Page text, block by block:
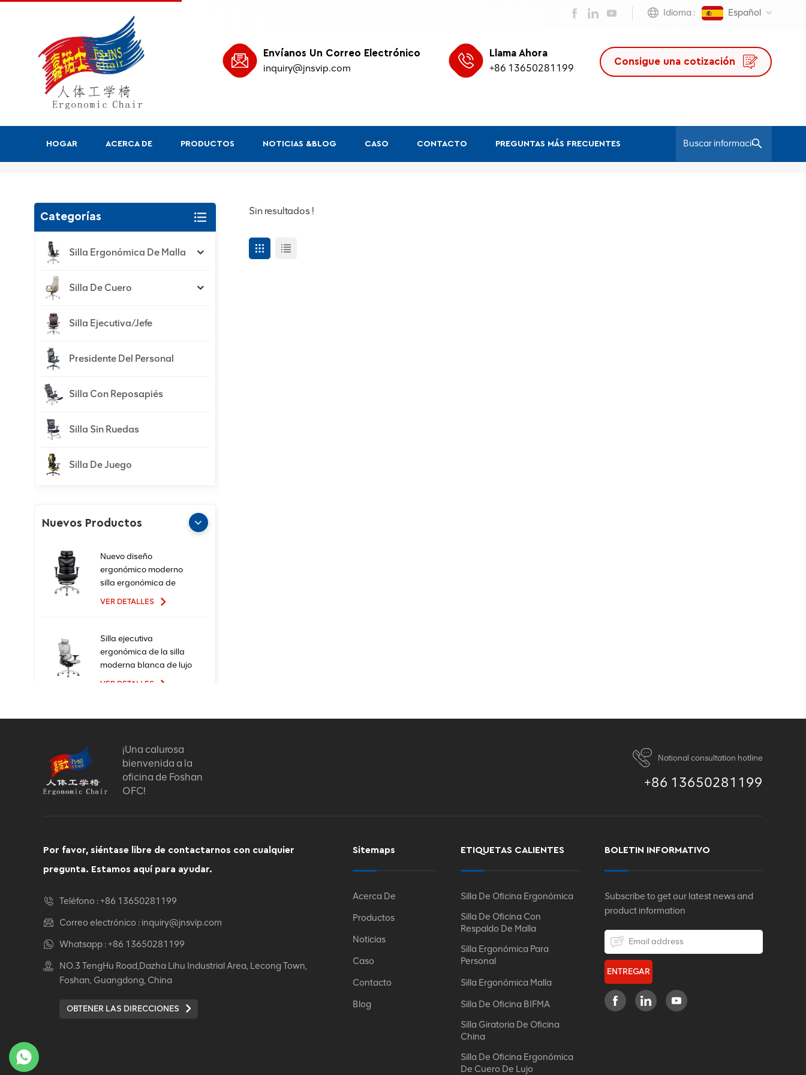
Idioma : Español
Consigue una cotización
Envíanos Un Correo Electrónico
inquiry@jnsvip.com
Llama Ahora
+86 13650281199
HOGAR ACERCA DE PRODUCTOS NOTICIAS &BLOG CASO CONTACTO PREGUNTAS MÁS FRECUENTES
Sin resultados !
Categorías
Silla Ergonómica De Malla
Silla De Cuero
Silla Ejecutiva/jefe
Presidente Del Personal
Silla Con Reposapiés
Silla Sin Ruedas
Silla De Juego
Nuevos Productos
Nuevo diseño
ergonómico moderno
silla ergonómica de
oficina de malla
VER DETALLES
Silla ejecutiva
ergonómica de la silla
moderna blanca de lujo
de la oficina con el
oficina
VER DETALLES
Sillas de oficina
ejecutiva de alta calidad
a precio de fábrica de
nuevo diseño
VER DETALLES
muebles cómodos
VER DETALLES
ergonómico: Ultimate
oficina y el hogar
VER DETALLES
Auding Silla de cuero
ergonómico: soporte
comodidad de todo el
VER DETALLES
¡Una calurosa
bienvenida a la
oficina de Foshan
OFC!
National consultation hotline
+86 13650281199
Por favor, siéntase libre de contactarnos con cualquier
pregunta. Estamos aquí para ayudar.
Teléfono :+86 13650281199
Correo electrónico : inquiry@jnsvip.com
Whatsapp :+86 13650281199
NO.3 TengHu Road,Dazha Lihu Industrial Area, Lecong Town,
Foshan, Guangdong, China
OBTENER LAS DIRECCIONES
Sitemaps
Acerca De
Productos
Noticias
Caso
Contacto
Blog
ETIQUETAS CALIENTES
Silla De Oficina Ergonómica
Silla De Oficina Con
Respaldo De Malla
Silla Ergonómica Para
Personal
Silla Ergonómica Malla
Silla De Oficina BIFMA
Silla Giratoria De Oficina
China
Silla De Oficina Ergonómica
De Cuero De Lujo
BOLETIN INFORMATIVO
Subscribe to get our latest news and
product information
ENTREGAR